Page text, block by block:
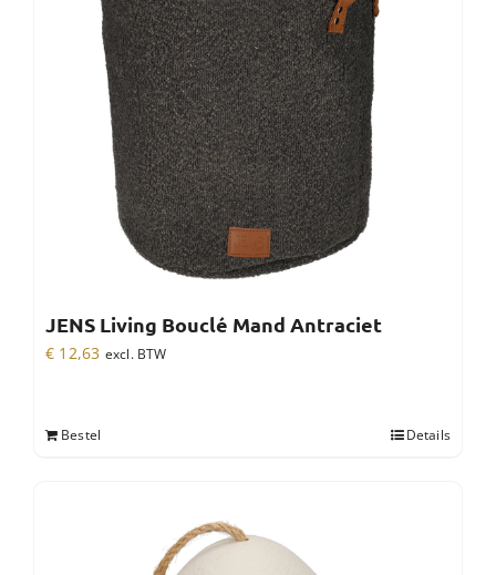
JENS Living Bouclé Mand Antraciet
€ 12,63 excl. BTW
Bestel Details